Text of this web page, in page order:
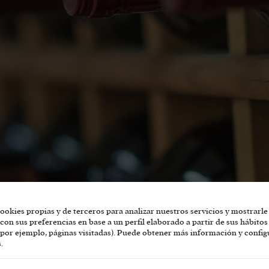
para preservar su calidad, sabor y carácter distintivo a lo largo del
consejos, trucos y ejemplos para garantizar que cada botella
propias y de terceros para analizar nuestros servicios y
sus preferencias en base a un perfil elaborado a partir de sus hábitos
ejemplo, páginas visitadas). Puede obtener más información y